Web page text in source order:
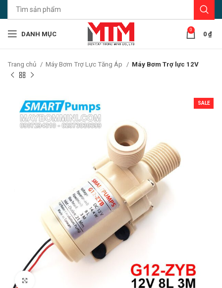
DANH MỤC
0
0 ₫
Trang chủ Máy Bơm Trợ Lực Tăng Áp Máy Bơm Trợ lực 12V
SALE